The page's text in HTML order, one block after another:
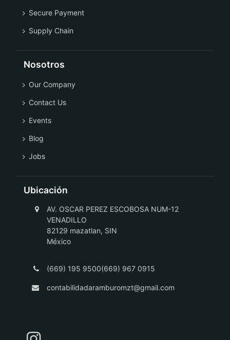
Secure Payment
Supply Chain
Nosotros
Our Company
Contact Us
Events
Blog
Jobs
Ubicación
AV. OSCAR PEREZ ESCOBOSA NUM-12
VENADILLO
82129 mazatlan, SIN
México
(669) 195 9500(669) 967 0915
contabilidadaramburomzt@gmail.com